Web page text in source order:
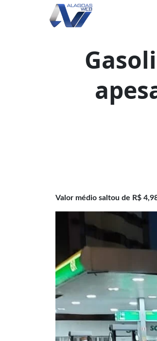
Valor médio saltou de R$